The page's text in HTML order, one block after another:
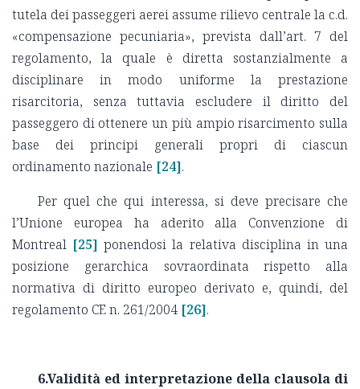
tutela dei passeggeri aerei assume rilievo centrale la c.d.
«compensazione pecuniaria», prevista dall’art. 7 del
regolamento, la quale è diretta sostanzialmente a
disciplinare in modo uniforme la prestazione
risarcitoria, senza tuttavia escludere il diritto del
passeggero di ottenere un più ampio risarcimento sulla
base dei principi generali propri di ciascun
ordinamento nazionale [24].
Per quel che qui interessa, si deve precisare che
l’Unione europea ha aderito alla Convenzione di
Montreal [25] ponendosi la relativa disciplina in una
posizione gerarchica sovraordinata rispetto alla
normativa di diritto europeo derivato e, quindi, del
regolamento CE n. 261/2004 [26].
6.Validità ed interpretazione della clausola di